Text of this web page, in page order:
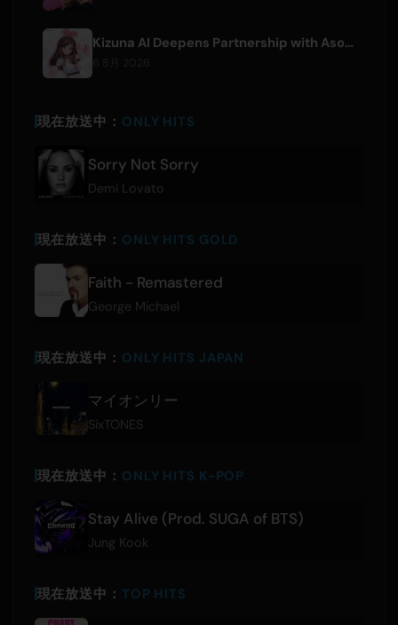
Kizuna AI Deepens Partnership with Asobisystem Ahead of 10th Anniversary World Tour
現在放送中： ONLY HITS
Sorry Not Sorry
Demi Lovato
現在放送中： ONLY HITS GOLD
Faith - Remastered
George Michael
現在放送中： ONLY HITS JAPAN
マイオンリー
SixTONES
現在放送中： ONLY HITS K-POP
Stay Alive (Prod. SUGA of BTS)
Jung Kook
現在放送中： TOP HITS